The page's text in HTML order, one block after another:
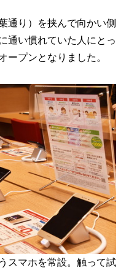
通り）を挟んで向かい側
通い慣れていた人にとっ
ープンとなりました。
スマホを常設。触って試